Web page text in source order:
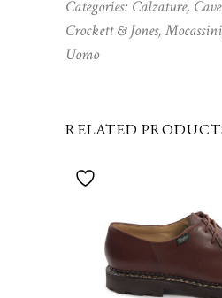
Categories: Calzature,
Crockett & Jones,Mocassini
Uomo
RELATED